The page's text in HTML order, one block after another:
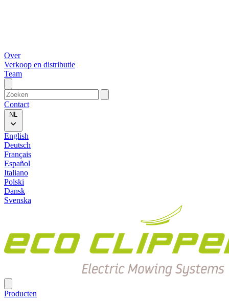
Over
Verkoop en distributie
Team
Contact
NL
English
Deutsch
Français
Español
Italiano
Polski
Dansk
Svenska
Producten